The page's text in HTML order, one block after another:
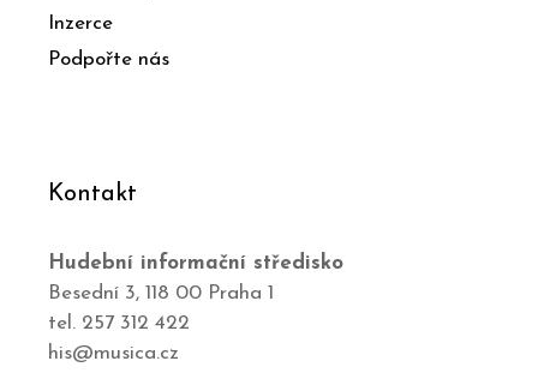
Inzerce
Podpořte nás
Kontakt
Hudební informační středisko
Besední 3, 118 00 Praha 1
tel. 257 312 422
his@musica.cz